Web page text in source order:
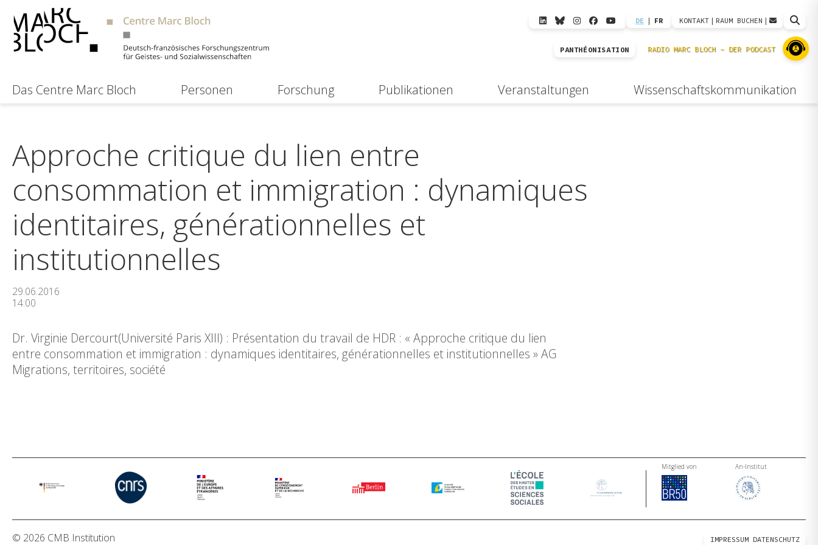
DE | FR KONTAKT | RAUM BUCHEN |
PANTHÉONISATION
Das Centre Marc Bloch Personen Forschung Publikationen Veranstaltungen Wissenschaftskommunikation
Approche critique du lien entre
consommation et immigration : dynamiques
identitaires, générationnelles et
institutionnelles
29.06.2016
14:00
Dr. Virginie Dercourt(Université Paris XIII) : Présentation du travail de HDR : « Approche critique du lien
entre consommation et immigration : dynamiques identitaires, générationnelles et institutionnelles » AG
Migrations, territoires, société
Mitglied von An-Institut
© 2026 CMB Institution IMPRESSUM DATENSCHUTZ